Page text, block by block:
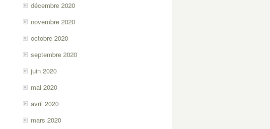
décembre 2020
novembre 2020
octobre 2020
septembre 2020
juin 2020
mai 2020
avril 2020
mars 2020